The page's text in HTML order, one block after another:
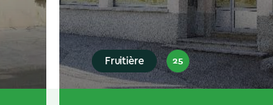
Fruitière 25